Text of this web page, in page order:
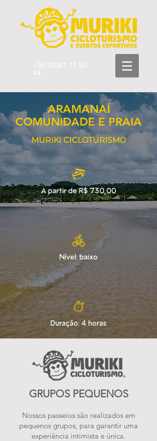
+55 93981 11 33
44
ARAMANAÍ
COMUNIDADE E PRAIA
MURIKI CICLOTURISMO
A partir de R$ 730,00
Nível: baixo
Duração: 4 horas
GRUPOS PEQUENOS
Nossos passeios são realizados em
pequenos grupos, para garantir uma
experiência intimista e única.